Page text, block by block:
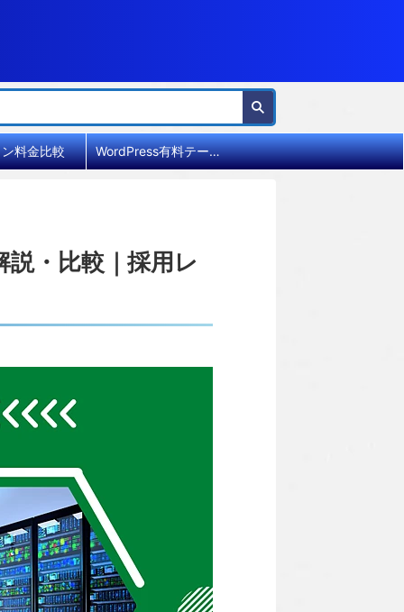
料金比較 WordPress有料テーマ比較
・比較｜採用レ